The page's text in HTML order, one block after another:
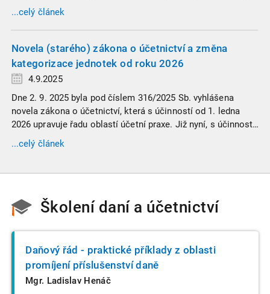
vyžaduje nastudovat všechny novely a doprovodné
informace. Generální finanční ředitelství (GFŘ) zveřejnilo
žádného daňového profesionála.
...celý článek
Novela (starého) zákona o účetnictví a změna
kategorizace jednotek od roku 2026
4.9.2025
Dne 2. 9. 2025 byla pod číslem 316/2025 Sb. vyhlášena
novela zákona o účetnictví, která s účinností od 1. ledna
2026 upravuje řadu oblastí účetní praxe. Již nyní, s účinností
od 3. září 2025, platí nová, zvýšená kritéria pro zařazení firem
do velikostních a použijí se zpětně již pro účetní období
...celý článek
Školení daní a účetnictví
Daňový řád - praktické příklady z oblasti
promíjení příslušenství daně
Mgr. Ladislav Henáč